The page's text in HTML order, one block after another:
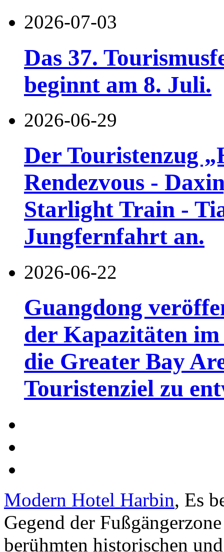
2026-07-03
Das 37.
beginnt am 8. Juli.
2026-06-29
Der Touristenzug
Rendezvous -
Starlight Train -
Jungfernfahrt an.
2026-06-22
Guangdong
der Kapazitäten
die Greater Bay
Touristenziel zu
Modern Hotel Harbin, Es
Gegend der
berühmten historischen